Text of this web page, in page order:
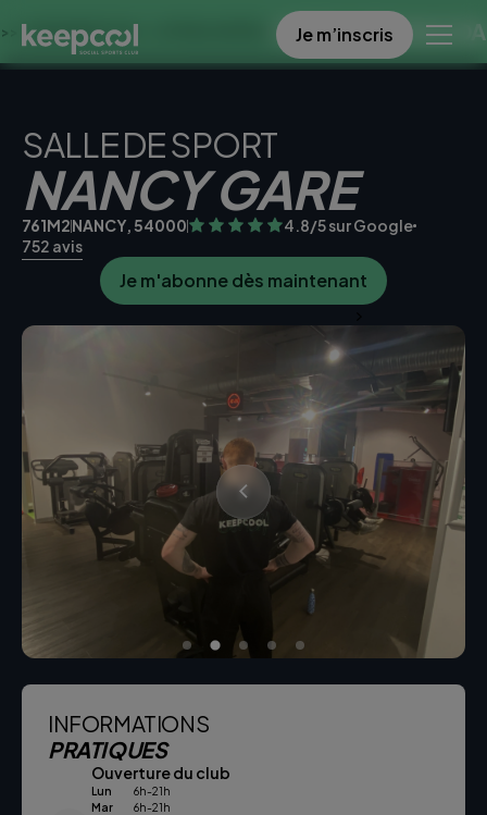
À 0€ << OFFRE LIMITÉE ☀️ OFFRE SPECIALE DANS CE
Je m’inscris
SALLE DE SPORT
NANCY GARE
761M2NANCY, 54000
4.8/5 sur Google
752 avis
Je m'abonne dès maintenant
INFORMATIONS
PRATIQUES
Ouverture du club
Lun
6h-21h
Mar
6h-21h